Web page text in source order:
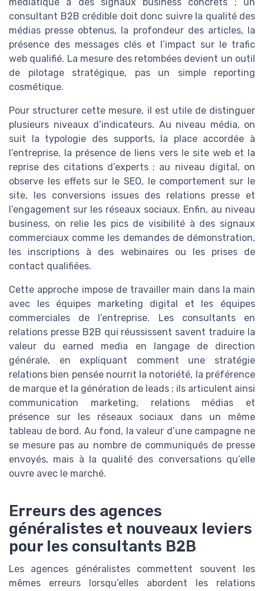
médiatique à des signaux business concrets ; un
consultant B2B crédible doit donc suivre la qualité des
médias presse obtenus, la profondeur des articles, la
présence des messages clés et l’impact sur le trafic
web qualifié. La mesure des retombées devient un outil
de pilotage stratégique, pas un simple reporting
cosmétique.
Pour structurer cette mesure, il est utile de distinguer
plusieurs niveaux d’indicateurs. Au niveau média, on
suit la typologie des supports, la place accordée à
l’entreprise, la présence de liens vers le site web et la
reprise des citations d’experts ; au niveau digital, on
observe les effets sur le SEO, le comportement sur le
site, les conversions issues des relations presse et
l’engagement sur les réseaux sociaux. Enfin, au niveau
business, on relie les pics de visibilité à des signaux
commerciaux comme les demandes de démonstration,
les inscriptions à des webinaires ou les prises de
contact qualifiées.
Cette approche impose de travailler main dans la main
avec les équipes marketing digital et les équipes
commerciales de l’entreprise. Les consultants en
relations presse B2B qui réussissent savent traduire la
valeur du earned media en langage de direction
générale, en expliquant comment une stratégie
relations bien pensée nourrit la notoriété, la préférence
de marque et la génération de leads ; ils articulent ainsi
communication marketing, relations médias et
présence sur les réseaux sociaux dans un même
tableau de bord. Au fond, la valeur d’une campagne ne
se mesure pas au nombre de communiqués de presse
envoyés, mais à la qualité des conversations qu’elle
ouvre avec le marché.
Erreurs des agences
généralistes et nouveaux leviers
pour les consultants B2B
Les agences généralistes commettent souvent les
mêmes erreurs lorsqu’elles abordent les relations